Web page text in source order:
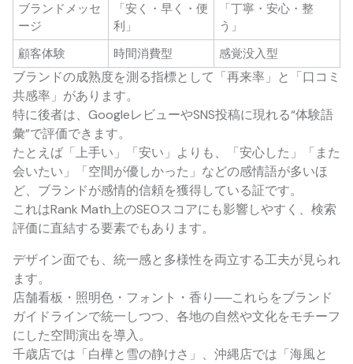
ブランドメッセ
ージ
「安く・早く・便
利」
「丁寧・安心・整
う」
顧客体験
時間消費型 感覚没入型
ブランドの成熟度を測る指標として「再来率」と「口コミ
共感率」があります。
特に後者は、GoogleレビューやSNS投稿に現れる“体験語
彙”で評価できます。
たとえば「上手い」「安い」よりも、「安心した」「また
会いたい」「空間が優しかった」などの感情語が多いほ
ど、ブランドが感情的信頼を獲得している証です。
これはRank Math上のSEOスコアにも影響しやすく、検索
評価に直結する要素でもあります。
デザイン面でも、統一感と多様性を両立する工夫が見られ
ます。
店舗看板・照明色・フォント・香り──これらをブランド
ガイドラインで統一しつつ、各地の自然や文化をモチーフ
にした空間演出を導入。
千歳店では「白樺と雪の静けさ」、沖縄店では「海風と